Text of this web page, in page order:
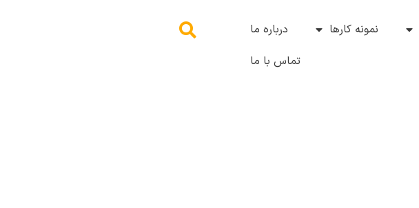
نمونه کارها
درباره ما
تماس با ما